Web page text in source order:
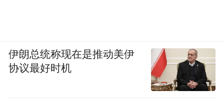
伊朗总统称现在是推动美伊
协议最好时机